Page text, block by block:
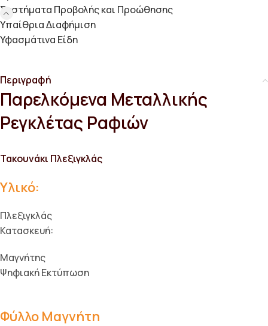
Συστήματα Προβολής και Προώθησης
Υπαίθρια Διαφήμιση
Υφασμάτινα Είδη
Περιγραφή
Παρελκόμενα Μεταλλικής
Ρεγκλέτας Ραφιών
Τακουνάκι Πλεξιγκλάς
Υλικό:
Πλεξιγκλάς
Κατασκευή:
Μαγνήτης
Ψηφιακή Εκτύπωση
Φύλλο Μαγνήτη